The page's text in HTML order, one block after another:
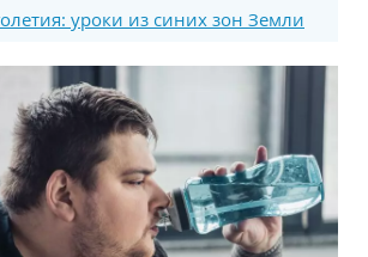
уроки из синих зон Земли